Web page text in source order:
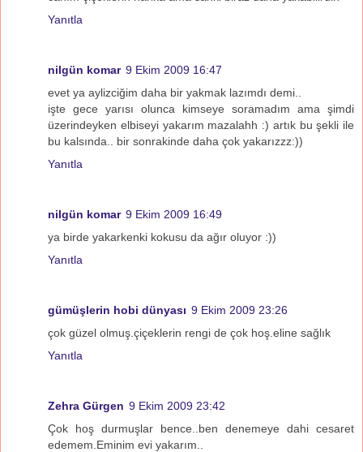
Yanıtla
nilgün komar 9 Ekim 2009 16:47
evet ya aylizciğim daha bir yakmak lazımdı demi..
işte gece yarısı olunca kimseye soramadım ama şimdi
üzerindeyken elbiseyi yakarım mazalahh :) artık bu şekli ile
bu kalsında.. bir sonrakinde daha çok yakarızzz:))
Yanıtla
nilgün komar 9 Ekim 2009 16:49
ya birde yakarkenki kokusu da ağır oluyor :))
Yanıtla
gümüşlerin hobi dünyası 9 Ekim 2009 23:26
çok güzel olmuş.çiçeklerin rengi de çok hoş.eline sağlık
Yanıtla
Zehra Gürgen 9 Ekim 2009 23:42
Çok hoş durmuşlar bence..ben denemeye dahi cesaret
edemem.Eminim evi yakarım..